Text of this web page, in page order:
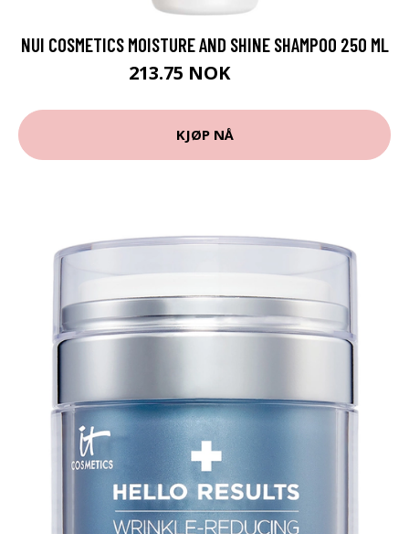
NUI COSMETICS MOISTURE AND SHINE SHAMPOO 250 ML
213.75 NOK
KJØP NÅ